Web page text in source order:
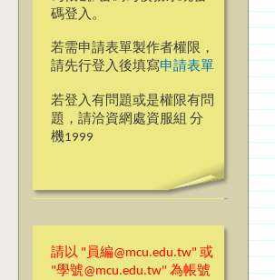
碼登入。
若需申請表單製作者權限，
請先行登入後填寫申請表單
若登入有問題或是權限有問
題，請洽資網處資服組 分
機1999
請以 "員編@mcu.edu.tw" 或
"學號@mcu.edu.tw" 為帳號